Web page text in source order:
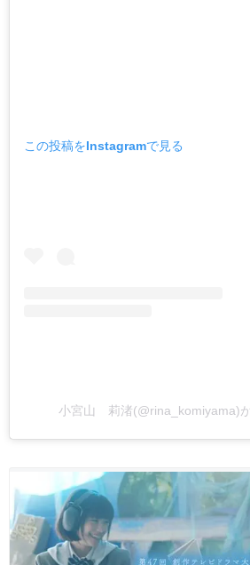
この投稿をInstagramで見る
小宮山 莉渚(@rina_komiyama)